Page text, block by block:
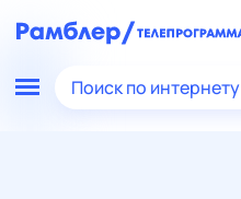
Поиск по интернету